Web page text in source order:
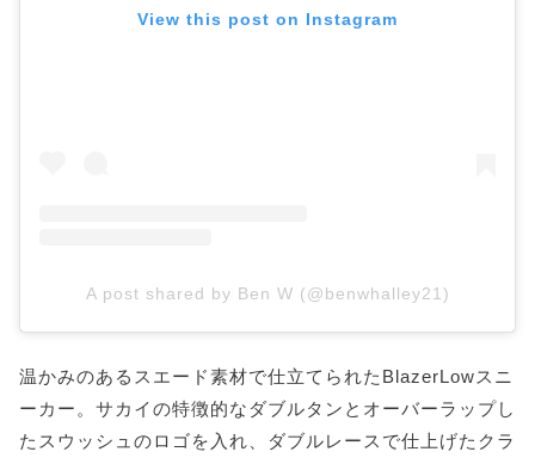
View this post on Instagram
A post shared by Ben W (@benwhalley21)
温かみのあるスエード素材で仕立てられたBlazerLowスニ
ーカー。サカイの特徴的なダブルタンとオーバーラップし
たスウッシュのロゴを入れ、ダブルレースで仕上げたクラ